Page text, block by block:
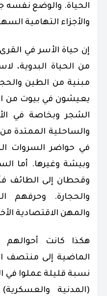
الحياة. والوضع نفسه
والأجزاء التهامية
إن حياة الأسر في
من الحياة البدوية،
مبنية من الطين
يعيشون في بيوت من
الشجر وبخاصة في
والساحلية الممتدة من
في حواضر السروات
وبيشة وغيرها. أما
وقحطان إلى الطائف
والحجارة. وحرفهم
والمهن الاقتصادية
هكذا كانت أحوالهم
نسبة قليلة عملوا في
(المدنية